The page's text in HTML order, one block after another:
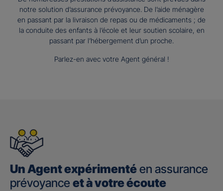
notre solution d’assurance prévoyance. De l’aide ménagère
en passant par la livraison de repas ou de médicaments ; de
la conduite des enfants à l’école et leur soutien scolaire, en
passant par l’hébergement d’un proche.
Parlez-en avec votre Agent général !
Un Agent expérimentéen assurance
prévoyance et à votre écoute